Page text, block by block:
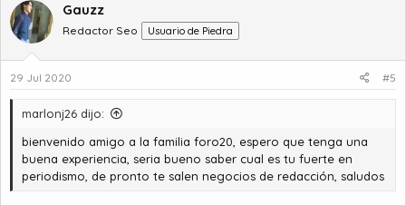
c
c
i
o
n
:
Gauzz
Redactor Seo Usuario de Piedra
29 Jul 2020 #5
marlonj26 dijo:
bienvenido amigo a la familia foro20, espero que tenga una
buena experiencia, seria bueno saber cual es tu fuerte en
periodismo, de pronto te salen negocios de redacción, saludos